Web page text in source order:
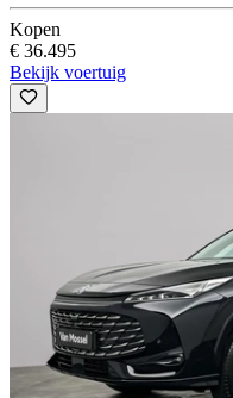
Kopen
€ 36.495
Bekijk voertuig